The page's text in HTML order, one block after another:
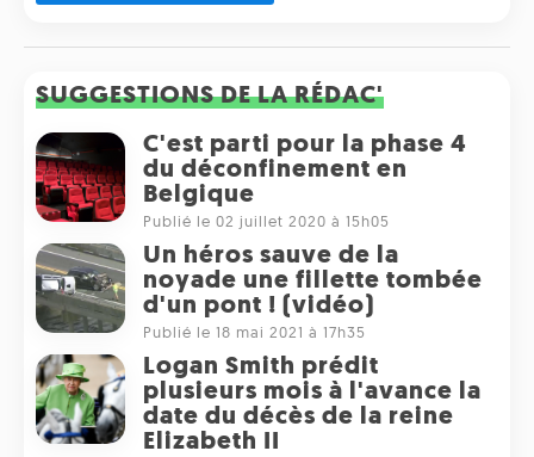
SUGGESTIONS DE LA RÉDAC'
C'est parti pour la phase 4
du déconfinement en
Belgique
Publié le 02 juillet 2020 à 15h05
Un héros sauve de la
noyade une fillette tombée
d'un pont ! (vidéo)
Publié le 18 mai 2021 à 17h35
Logan Smith prédit
plusieurs mois à l'avance la
date du décès de la reine
Elizabeth II